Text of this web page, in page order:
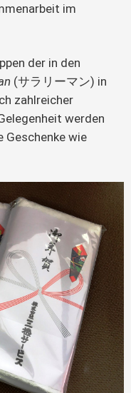
im
der in den
(サラリーマン) in
zahlreicher
werden
Geschenke wie